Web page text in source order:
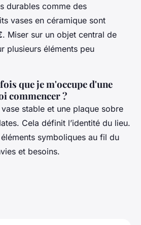
durables comme des
vases en céramique sont
. Miser sur un objet central de
plusieurs éléments peu
que je m'occupe d'une
commencer ?
stable et une plaque sobre
Cela définit l’identité du lieu.
symboliques au fil du
et besoins.